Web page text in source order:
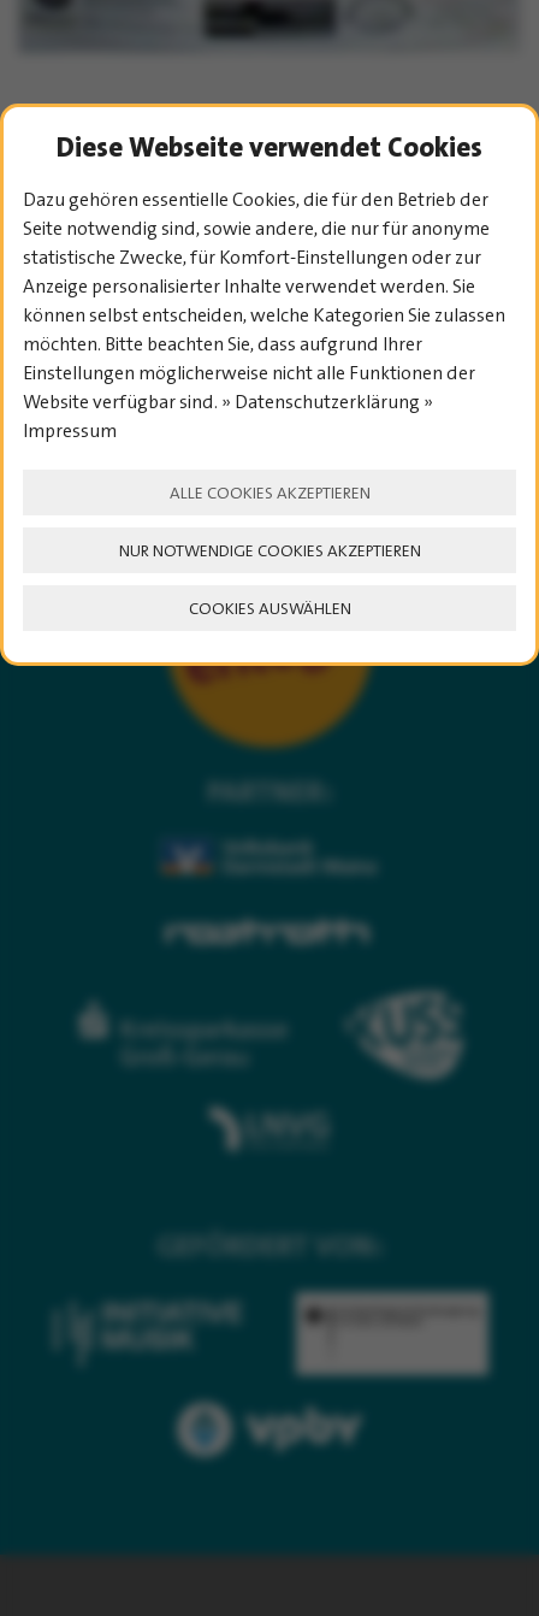
HISTORY-
ÜBERSICHT
DES TREBUR OPEN AIR:
PARTNER:
GEFÖRDERT VON:
Diese Webseite verwendet Cookies
Dazu gehören essentielle Cookies, die für den Betrieb der
Seite notwendig sind, sowie andere, die nur für anonyme
statistische Zwecke, für Komfort-Einstellungen oder zur
Anzeige personalisierter Inhalte verwendet werden. Sie
können selbst entscheiden, welche Kategorien Sie zulassen
möchten. Bitte beachten Sie, dass aufgrund Ihrer
Einstellungen möglicherweise nicht alle Funktionen der
Website verfügbar sind. » Datenschutzerklärung »
Impressum
ALLE COOKIES AKZEPTIEREN
NUR NOTWENDIGE COOKIES AKZEPTIEREN
COOKIES AUSWÄHLEN